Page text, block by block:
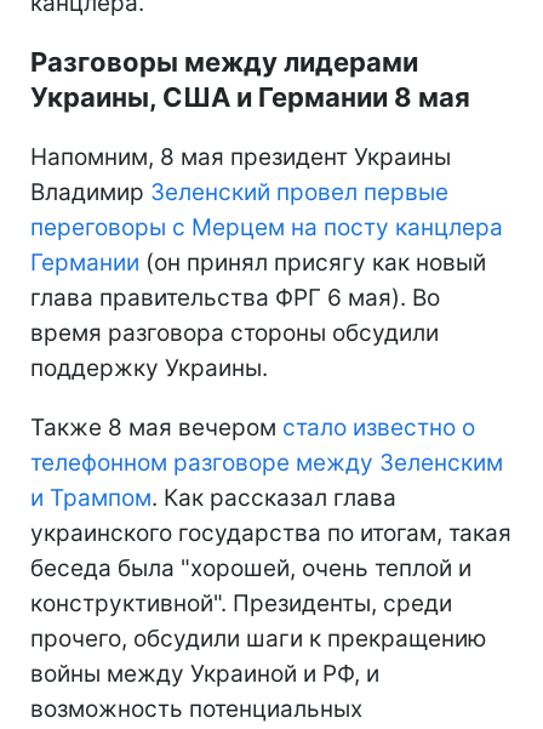
Разговоры между лидерами
Украины, США и Германии 8 мая
Напомним, 8 мая президент Украины
Владимир Зеленский провел первые
переговоры с Мерцем на посту канцлера
Германии (он принял присягу как новый
глава правительства ФРГ 6 мая). Во
время разговора стороны обсудили
поддержку Украины.
Также 8 мая вечером стало известно о
телефонном разговоре между Зеленским
и Трампом. Как рассказал глава
украинского государства по итогам, такая
беседа была "хорошей, очень теплой и
конструктивной". Президенты, среди
прочего, обсудили шаги к прекращению
войны между Украиной и РФ, и
возможность потенциальных